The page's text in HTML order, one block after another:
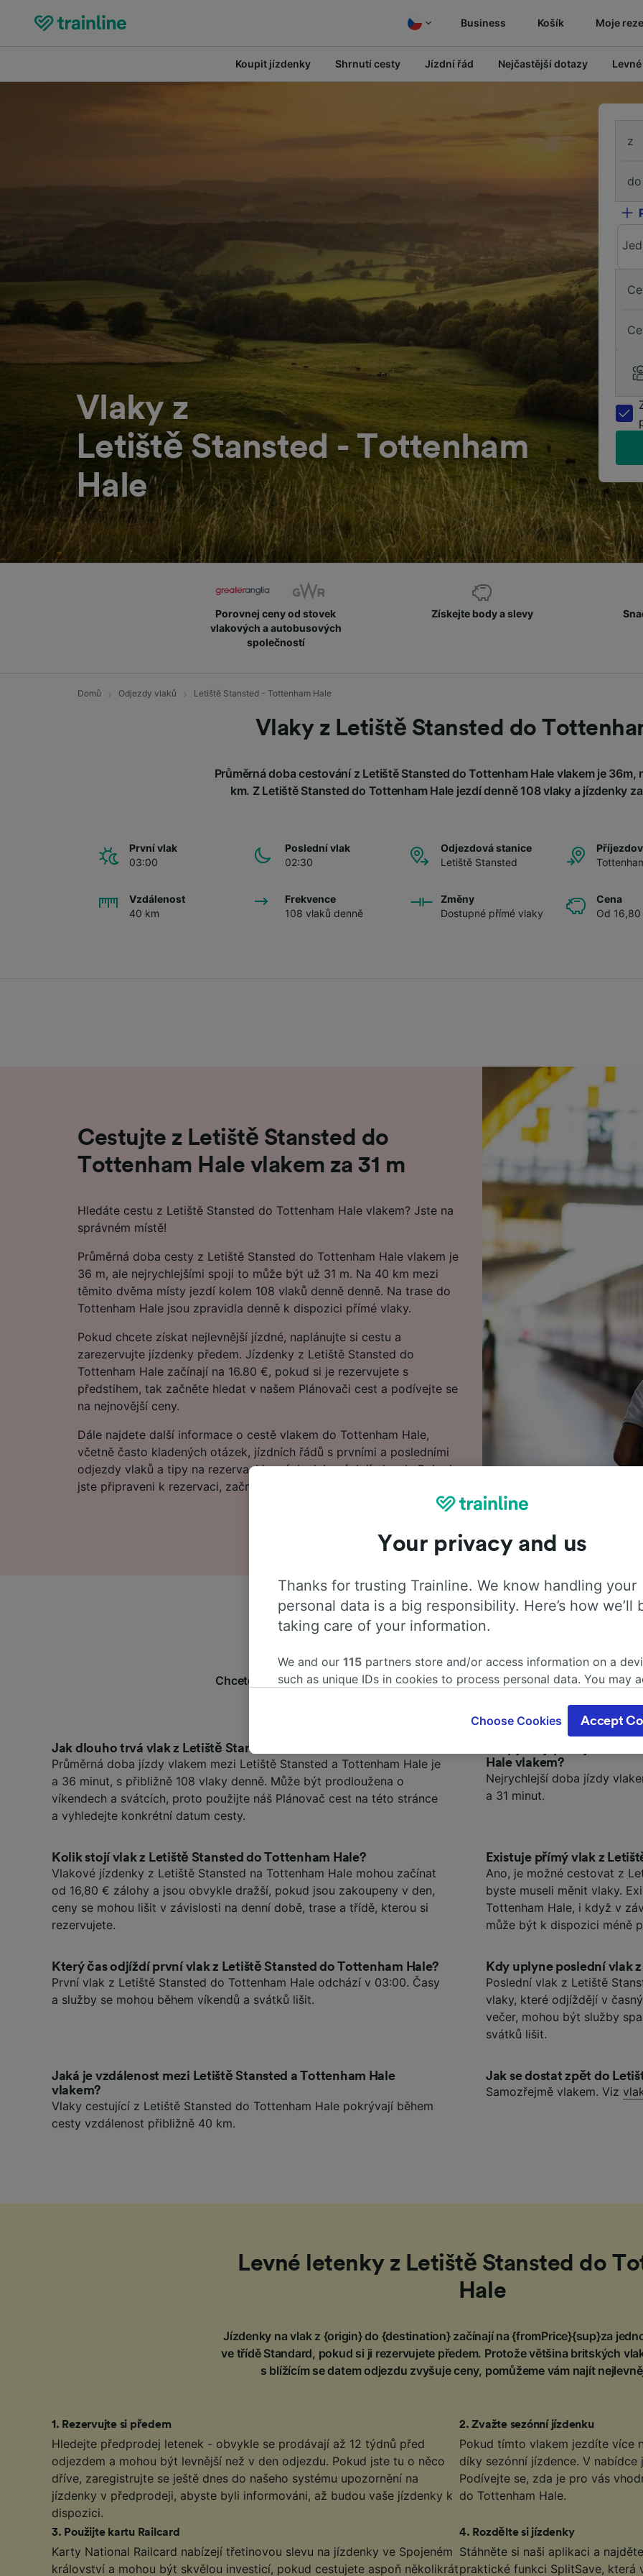
Business Košík Moje
Koupit jízdenky Shrnutí cesty Jízdní řád Nejčastější dotazy
Vlaky z
Letiště Stansted - Tottenham
Hale
z
do
Porovnej ceny od stovek
vlakových a autobusových
společností
Získejte body a slevy
Domů Odjezdy vlaků Letiště Stansted - Tottenham Hale
Vlaky z Letiště Stansted do
Průměrná doba cestování z Letiště Stansted do Tottenham Hale vlakem je
km. Z Letiště Stansted do Tottenham Hale jezdí denně 108 vlaky a jízdenky
První vlak
03:00
Poslední vlak
02:30
Odjezdová stanice
Letiště Stansted
Vzdálenost
40 km
Frekvence
108 vlaků denně
Změny
Dostupné přímé vlaky
Cena
Od
Cestujte z Letiště Stansted do
Tottenham Hale vlakem za 31 m
Hledáte cestu z Letiště Stansted do Tottenham Hale vlakem? Jste na
správném místě!
Průměrná doba cesty z Letiště Stansted do Tottenham Hale vlakem je
36 m, ale nejrychlejšími spoji to může být už 31 m. Na 40 km mezi
těmito dvěma místy jezdí kolem 108 vlaků denně denně. Na trase do
Tottenham Hale jsou zpravidla denně k dispozici přímé vlaky.
Pokud chcete získat nejlevnější jízdné, naplánujte si cestu a
zarezervujte jízdenky předem. Jízdenky z Letiště Stansted do
Tottenham Hale začínají na 16.80 €, pokud si je rezervujete s
předstihem, tak začněte hledat v našem Plánovači cest a podívejte se
na nejnovější ceny.
Dále najdete další informace o cestě vlakem do Tottenham Hale,
včetně často kladených otázek, jízdních řádů s prvními a posledními
odjezdy vlaků a tipy na rezervaci levných vlakových jízdenek. Pokud
jste připraveni k rezervaci, začněte hledat jízdenky u nás ještě dnes.
Podrobnosti cesty
Chcete se dozvědět více o vaší cestě z Letiště Stansted do Tottenham Hale?
Jak dlouho trvá vlak z Letiště Stansted do Tottenham Hale
Průměrná doba jízdy vlakem mezi Letiště Stansted a Tottenham Hale je
a 36 minut, s přibližně 108 vlaky denně. Může být prodloužena o
víkendech a svátcích, proto použijte náš Plánovač cest na této stránce
a vyhledejte konkrétní datum cesty.
Hale vlakem?
Nejrychlejší doba jízdy
a 31 minut.
Kolik stojí vlak z Letiště Stansted do Tottenham Hale?
Vlakové jízdenky z Letiště Stansted na Tottenham Hale mohou začínat
od 16,80 € zálohy a jsou obvykle dražší, pokud jsou zakoupeny v den,
ceny se mohou lišit v závislosti na denní době, trase a třídě, kterou si
rezervujete.
Existuje přímý vlak z
Ano, je možné cestovat z
byste museli měnit vlaky.
Tottenham Hale, i když v
může být k dispozici méně
Který čas odjíždí první vlak z Letiště Stansted do Tottenham Hale?
První vlak z Letiště Stansted do Tottenham Hale odchází v 03:00. Časy
a služby se mohou během víkendů a svátků lišit.
Kdy uplyne poslední vlak
Poslední vlak z Letiště
vlaky, které odjíždějí v
večer, mohou být služby
svátků lišit.
Jaká je vzdálenost mezi Letiště Stansted a Tottenham Hale
vlakem?
Vlaky cestující z Letiště Stansted do Tottenham Hale pokrývají během
cesty vzdálenost přibližně 40 km.
Jak se dostat zpět do
Samozřejmě vlakem. Viz
Levné letenky z Letiště Stansted do
Hale
Jízdenky na vlak z {origin} do {destination} začínají na {fromPrice}{sup}za
ve třídě Standard, pokud si ji rezervujete předem. Protože většina britských
s blížícím se datem odjezdu zvyšuje ceny, pomůžeme vám najít
1 . Rezervujte si předem
Hledejte předprodej letenek - obvykle se prodávají až 12 týdnů před
odjezdem a mohou být levnější než v den odjezdu. Pokud jste tu o něco
dříve, zaregistrujte se ještě dnes do našeho systému upozornění na
jízdenky v předprodeji, abyste byli informováni, až budou vaše jízdenky k
dispozici.
2.Zvažte sezónní jízdenku
Pokud tímto vlakem jezdíte více
díky sezónní jízdence. V
Podívejte se, zda je pro vás
do Tottenham Hale.
3. Použijte kartu Railcard
Karty National Railcard nabízejí třetinovou slevu na jízdenky ve Spojeném
království a mohou být skvělou investicí, pokud cestujete aspoň několikrát
4. Rozdělte si jízdenky
Stáhněte si naši aplikaci a
praktické funkci SplitSave,
Your privacy and us
Thanks for trusting Trainline. We know handling your
personal data is a big responsibility. Here’s how we’ll
taking care of your information.
We and our 115 partners store and/or access information on a
such as unique IDs in cookies to process personal data. You may
where legitimate interest is used, or at any time in the privacy
These choices will be signaled to our partners and will not affect
us not to track you.
We and our partners process data to provide:
research and services development.
List of Partners
Choose Cookies Accept